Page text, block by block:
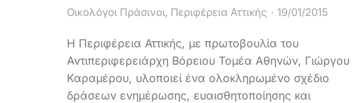
Οικολόγοι Πράσινοι, Περιφέρεια Αττικής 19/01/2015
Η Περιφέρεια Αττικής, με πρωτοβουλία του
Αντιπεριφερειάρχη Βόρειου Τομέα Αθηνών, Γιώργου
Καραμέρου, υλοποιεί ένα ολοκληρωμένο σχέδιο
δράσεων ενημέρωσης, ευαισθητοποίησης και